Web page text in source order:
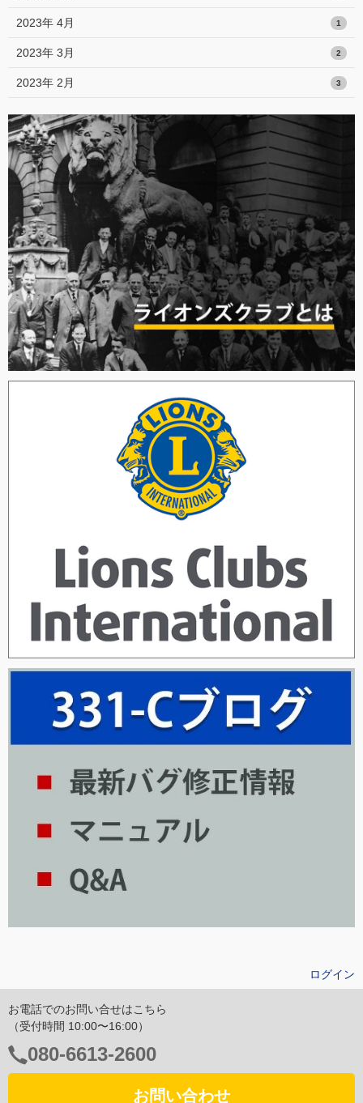
2023年 4月 1
2023年 3月 2
2023年 2月 3
ログイン
お電話でのお問い合せはこちら
（受付時間 10:00〜16:00）
電
話
080-6613-2600
お問い合わせ